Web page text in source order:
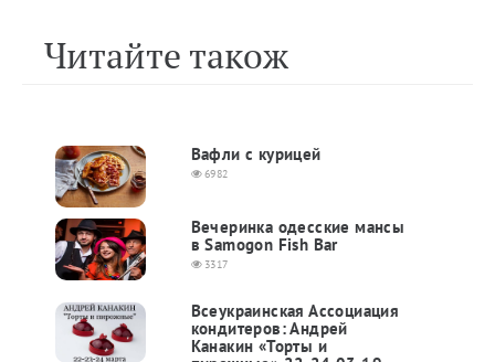
Читайте також
Вафли с курицей
6982
Вечеринка одесские мансы
в Samogon Fish Bar
3317
Всеукраинская Ассоциация
кондитеров: Андрей
Канакин «Торты и